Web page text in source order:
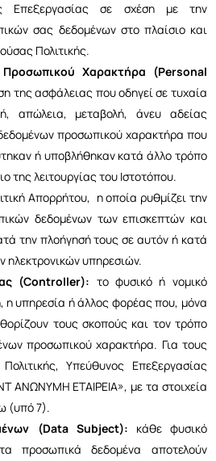
Επεξεργασίας σε σχέση με την
σας δεδομένων στο πλαίσιο και
Πολιτικής.
Χαρακτήρα (Personal
της ασφάλειας που οδηγεί σε τυχαία
απώλεια, μεταβολή, άνευ αδείας
προσωπικού χαρακτήρα που
ή υποβλήθηκαν κατά άλλο τρόπο
της λειτουργίας του Ιστοτόπου.
Απορρήτου, η οποία ρυθμίζει την
δεδομένων των επισκεπτών και
την πλοήγησή τους σε αυτόν ή κατά
υπηρεσιών.
(Controller): το φυσικό ή νομικό
υπηρεσία ή άλλος φορέας που, μόνα
τους σκοπούς και τον τρόπο
προσωπικού χαρακτήρα. Για τους
Υπεύθυνος Επεξεργασίας
ΑΝΩΝΥΜΗ ΕΤΑΙΡΕΙΑ», με τα στοιχεία
(υπό 7).
(Data Subject): κάθε φυσικό
προσωπικά δεδομένα αποτελούν